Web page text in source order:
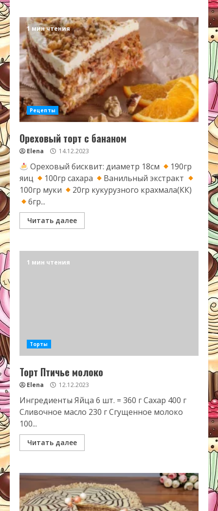
1 мин чтения
Рецепты
Ореховый торт с бананом
Elena 14.12.2023
Ореховый бисквит: диаметр 18см
190гр
яиц
100гр сахара
Ванильный экстракт
100гр муки
20гр кукурузного крахмала(КК)
6гр...
Читать далее
1 мин чтения
Торты
Торт Птичье молоко
Elena 12.12.2023
Ингредиенты Яйца 6 шт. = 360 г Сахар 400 г
Сливочное масло 230 г Сгущенное молоко
100...
Читать далее